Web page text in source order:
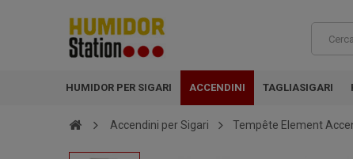
HUMIDOR PER SIGARI ACCENDINI TAGLIASIGARI
Accendini per Sigari Tempête Element